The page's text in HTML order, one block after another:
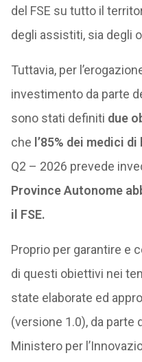
del FSE su tutto il
degli assistiti, sia degli
Tuttavia, per
investimento da parte
sono stati definiti due
che l’85% dei medici
Q2 – 2026 prevede
Province Autonome
il FSE.
Proprio per garantire e
di questi obiettivi nei
state elaborate ed
(versione 1.0), da parte
Ministero per